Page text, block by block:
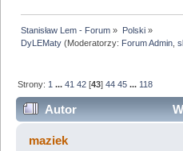
Stanisław Lem - Forum » Polski»
DyLEMaty (Moderatorzy: Forum Admin ,
Strony: 1 ...41 42 [43]44 45 ... 118
Autor
nauk ;) (Przeczytany
maziek